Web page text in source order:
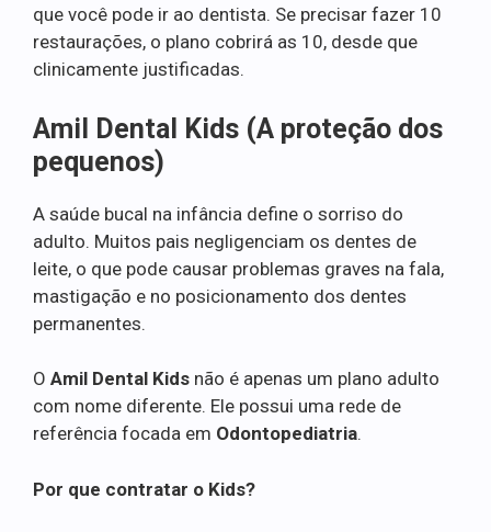
que você pode ir ao dentista. Se precisar fazer 10
restaurações, o plano cobrirá as 10, desde que
clinicamente justificadas.
Amil Dental Kids (A proteção dos
pequenos)
A saúde bucal na infância define o sorriso do
adulto. Muitos pais negligenciam os dentes de
leite, o que pode causar problemas graves na fala,
mastigação e no posicionamento dos dentes
permanentes.
O Amil Dental Kids não é apenas um plano adulto
com nome diferente. Ele possui uma rede de
referência focada em Odontopediatria.
Por que contratar o Kids?